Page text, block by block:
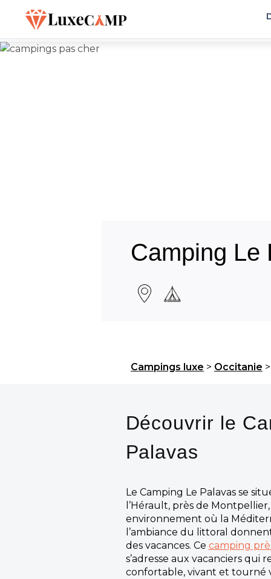
Camping Le
Campings luxe > Occitanie >
Découvrir le
Palavas
Le Camping Le Palavas se
l’Hérault, près de
environnement où la
l’ambiance du littoral
des vacances. Ce camping
s’adresse aux vacanciers qui
confortable, vivant et tourné